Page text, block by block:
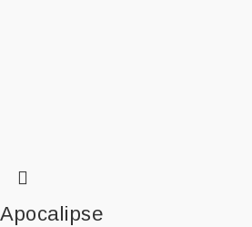
Apocalipse